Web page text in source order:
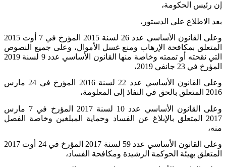
إن رئيس الحكومة،
بعد الاطلاع على الدستور،
وعلى القانون الأساسي عدد 26 لسنة 2015 المؤرخ في 7 أوت 2015
المتعلق بمكافحة الإرهاب ومنع غسل الأموال، وعلى جميع النصوص
التي نقحته أو تممته وخاصة منها القانون الأساسي عدد 9 لسنة 2019
المؤرخ في 23 جانفي 2019،
وعلى القانون الأساسي عدد 22 لسنة 2016 المؤرخ في 24 مارس
2016 المتعلق بالحق في النفاذ إلى المعلومة،
وعلى القانون الأساسي عدد 10 لسنة 2017 المؤرخ في 7 مارس
2017 المتعلق بالإبلاغ عن الفساد وحماية المبلغين وخاصة الفصل
منه،
وعلى القانون الأساسي عدد 59 لسنة 2017 المؤرخ في 24 أوت 2017
المتعلق بهيئة الحوكمة الرشيدة ومكافحة الفساد،